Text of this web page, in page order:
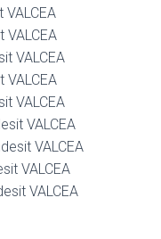
VALCEA
VALCEA
VALCEA
VALCEA
VALCEA
VALCEA